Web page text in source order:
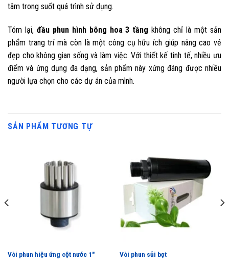
tâm trong suốt quá trình sử dụng.
Tóm lại, đầu phun hình bông hoa 3 tầng không chỉ là một sản
phẩm trang trí mà còn là một công cụ hữu ích giúp nâng cao vẻ
đẹp cho không gian sống và làm việc. Với thiết kế tinh tế, nhiều ưu
điểm và ứng dụng đa dạng, sản phẩm này xứng đáng được nhiều
người lựa chọn cho các dự án của mình.
SẢN PHẨM TƯƠNG TỰ
Vòi phun hiệu ứng cột nước 1″ Vòi phun sủi bọt